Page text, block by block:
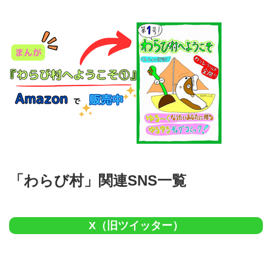
「わらび村」関連SNS一覧
X（旧ツイッター）